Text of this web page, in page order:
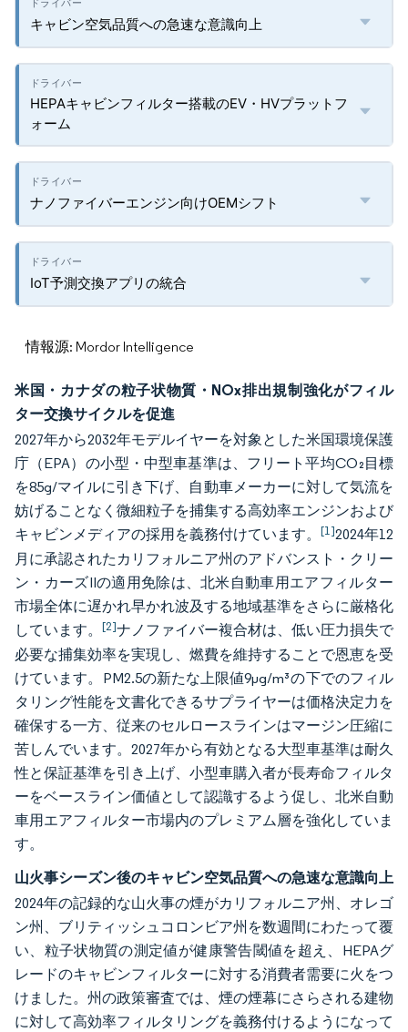
キャビン空気品質への急速な意識向上
HEPAキャビンフィルター搭載のEV・HVプラットフ
ォーム
ナノファイバーエンジン向けOEMシフト
IoT予測交換アプリの統合
情報源: Mordor Intelligence
米国・カナダの粒子状物質・NOx排出規制強化がフィル
ター交換サイクルを促進
2027年から2032年モデルイヤーを対象とした米国環境保護
庁（EPA）の小型・中型車基準は、フリート平均CO₂目標
を85g/マイルに引き下げ、自動車メーカーに対して気流を
妨げることなく微細粒子を捕集する高効率エンジンおよび
キャビンメディアの採用を義務付けています。 [1]2024年12
月に承認されたカリフォルニア州のアドバンスト・クリー
ン・カーズIIの適用免除は、北米自動車用エアフィルター
市場全体に遅かれ早かれ波及する地域基準をさらに厳格化
しています。 [2]ナノファイバー複合材は、低い圧力損失で
必要な捕集効率を実現し、燃費を維持することで恩恵を受
けています。PM2.5の新たな上限値9µg/m³の下でのフィル
タリング性能を文書化できるサプライヤーは価格決定力を
確保する一方、従来のセルロースラインはマージン圧縮に
苦しんでいます。2027年から有効となる大型車基準は耐久
性と保証基準を引き上げ、小型車購入者が長寿命フィルタ
ーをベースライン価値として認識するよう促し、北米自動
車用エアフィルター市場内のプレミアム層を強化していま
す。
山火事シーズン後のキャビン空気品質への急速な意識向上
2024年の記録的な山火事の煙がカリフォルニア州、オレゴ
ン州、ブリティッシュコロンビア州を数週間にわたって覆
い、粒子状物質の測定値が健康警告閾値を超え、HEPAグ
レードのキャビンフィルターに対する消費者需要に火をつ
けました。州の政策審査では、煙の煙幕にさらされる建物
に対して高効率フィルタリングを義務付けるようになって